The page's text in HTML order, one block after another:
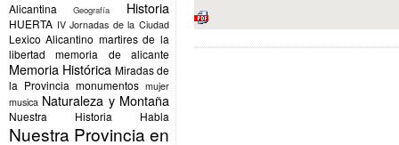
Alicantina Geografía Historia
HUERTA IV Jornadas de la Ciudad
Lexico Alicantino martires de la
libertad
memoria de alicante
Memoria Histórica Miradas de
la Provincia monumentos mujer
musica Naturaleza y Montaña
Nuestra Historia Habla
Nuestra Provincia en